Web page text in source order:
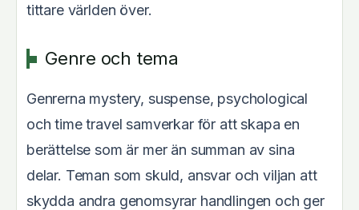
tittare världen över.
Genre och tema
Genrerna mystery, suspense, psychological
och time travel samverkar för att skapa en
berättelse som är mer än summan av sina
delar. Teman som skuld, ansvar och viljan att
skydda andra genomsyrar handlingen och ger